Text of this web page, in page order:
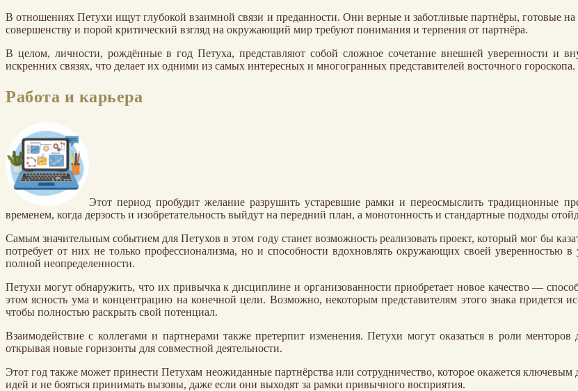
В отношениях Петухи ищут глубокой взаимной связи и преданности. Они верные и заботливые партнёры, готовые
совершенству и порой критический взгляд на окружающий мир требуют понимания и терпения от партнёра.
В целом, личности, рождённые в год Петуха, представляют собой сложное сочетание внешней уверенности и
искренних связях, что делает их одними из самых интересных и многогранных представителей восточного гороскопа.
Работа и карьера
Этот период пробудит желание разрушить устаревшие рамки и переосмыслить традиционные
временем, когда дерзость и изобретательность выйдут на передний план, а монотонность и стандартные подходы
Самым значительным событием для Петухов в этом году станет возможность реализовать проект, который мог бы
потребует от них не только профессионализма, но и способности вдохновлять окружающих своей уверенностью
полной неопределенности.
Петухи могут обнаружить, что их привычка к дисциплине и организованности приобретает новое качество —
этом ясность ума и концентрацию на конечной цели. Возможно, некоторым представителям этого знака придется
чтобы полностью раскрыть свой потенциал.
Взаимодействие с коллегами и партнерами также претерпит изменения. Петухи могут оказаться в роли
открывая новые горизонты для совместной деятельности.
Этот год также может принести Петухам неожиданные партнёрства или сотрудничество, которое окажется
идей и не бояться принимать вызовы, даже если они выходят за рамки привычного восприятия.